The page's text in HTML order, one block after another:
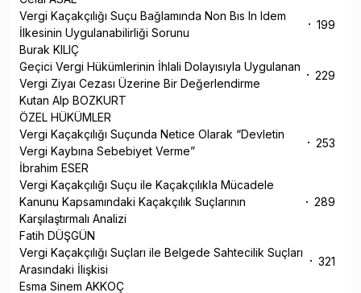
Vergi Kaçakçılığı Suçu Bağlamında Non Bıs In Idem
İlkesinin Uygulanabilirliği Sorunu
199
Burak KILIÇ
Geçici Vergi Hükümlerinin İhlali Dolayısıyla Uygulanan
Vergi Ziyaı Cezası Üzerine Bir Değerlendirme
229
Kutan Alp BOZKURT
ÖZEL HÜKÜMLER
Vergi Kaçakçılığı Suçunda Netice Olarak “Devletin
Vergi Kaybına Sebebiyet Verme”
253
İbrahim ESER
Vergi Kaçakçılığı Suçu ile Kaçakçılıkla Mücadele
Kanunu Kapsamındaki Kaçakçılık Suçlarının
Karşılaştırmalı Analizi
289
Fatih DÜŞGÜN
Vergi Kaçakçılığı Suçları ile Belgede Sahtecilik Suçları
Arasındaki İlişkisi
321
Esma Sinem AKKOÇ